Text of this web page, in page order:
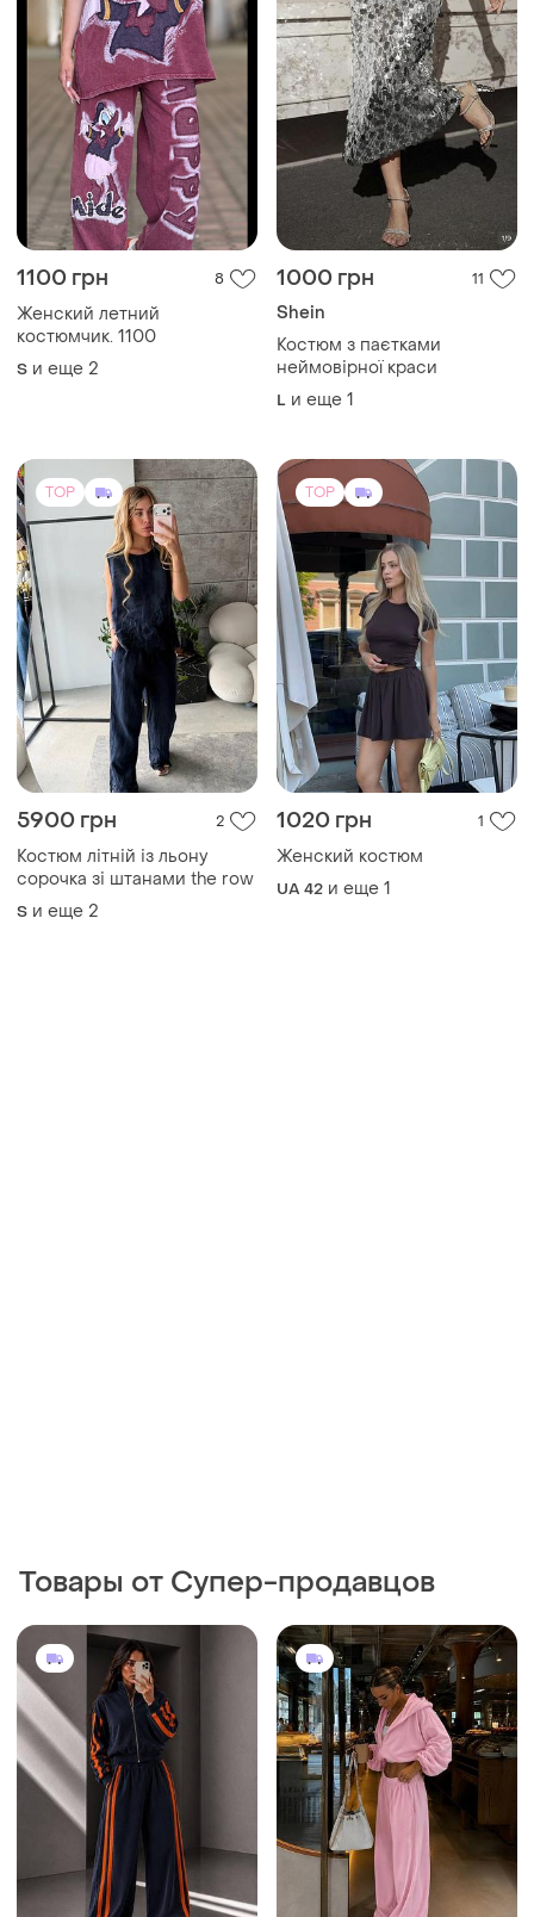
1100 грн
Женский летний
костюмчик. 1100
и еще 2
1000 грн 11
Shein
Костюм з паєтками
неймовірної краси
и еще 1
5900 грн
Костюм літній із льону
сорочка зі штанами the row
S и еще 2
TOP
1020 грн 1
Женский костюм
UA 42 и еще 1
1400 грн 0
Стильный женский
брючный велюровый
1001 грн
Женский брючный
велюровый костюм